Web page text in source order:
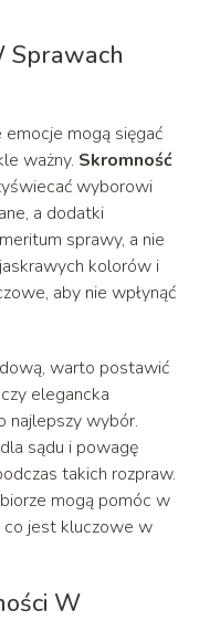
Sprawach
mogą sięgać
ważny. Skromność
wyborowi
a dodatki
sprawy, a nie
kolorów i
aby nie wpłynąć
warto postawić
elegancka
najlepszy wybór.
sądu i powagę
takich rozpraw.
mogą pomóc w
co jest kluczowe w
W